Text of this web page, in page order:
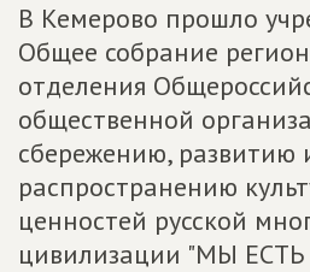
В Кемерово прошло
Общее собрание
отделения
общественной
сбережению, развитию
распространению
ценностей русской
цивилизации "МЫ ЕСТЬ